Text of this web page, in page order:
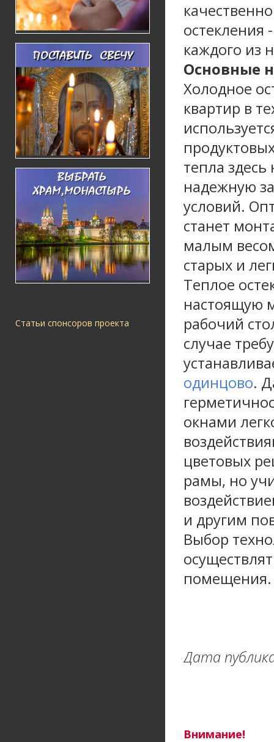
Статьи спонсоров проекта
остекления
каждого из
Основные
Холодное
квартир в
тепла здесь
надежную
условий.
станет
малым
старых и
Теплое
настоящую
рабочий
случае
одинцово.
окнами
цветовых
рамы, но
и другим
Выбор
помещения.
Дата
Внимание!